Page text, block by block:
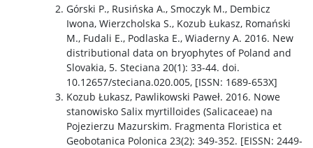
Górski P., Rusińska A., Smoczyk M., Dembicz
Iwona, Wierzcholska S., Kozub Łukasz, Romański
M., Fudali E., Podlaska E., Wiaderny A. 2016. New
distributional data on bryophytes of Poland and
Slovakia, 5. Steciana 20(1): 33-44. doi.
10.12657/steciana.020.005, [ISSN: 1689-653X]
Kozub Łukasz, Pawlikowski Paweł. 2016. Nowe
stanowisko Salix myrtilloides (Salicaceae) na
Pojezierzu Mazurskim. Fragmenta Floristica et
Geobotanica Polonica 23(2): 349-352. [EISSN: 2449-